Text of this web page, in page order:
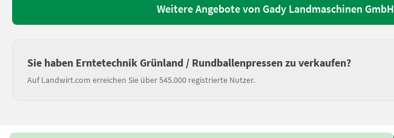
Weitere Angebote von Gady Landmaschinen GmbH
Sie haben Erntetechnik Grünland / Rundballenpressen zu verkaufen?
Auf Landwirt.com erreichen Sie über 545.000 registrierte Nutzer.